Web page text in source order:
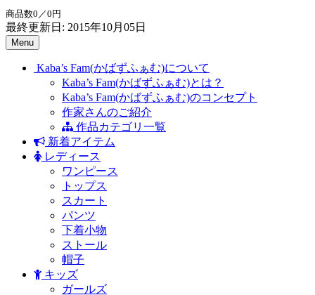
商品数0／0円
最終更新日: 2015年10月05日
Menu
Kaba’s Fam(かばずふぁむ)について
Kaba’s Fam(かばずふぁむ)とは？
Kaba’s Fam(かばずふぁむ)のコンセプト
作家さんのご紹介
作品カテゴリ一覧
新着アイテム
レディース
ワンピース
トップス
スカート
パンツ
下着小物
ストール
帽子
キッズ
ガールズ